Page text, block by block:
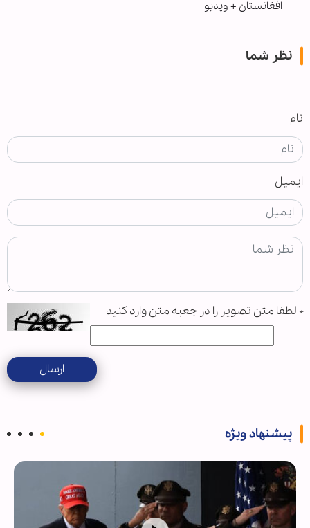
افغانستان + ویدیو
نظر شما
نام
ایمیل
* لطفا متن تصویر را در جعبه متن وارد کنید
ارسال
پیشنهاد ویژه